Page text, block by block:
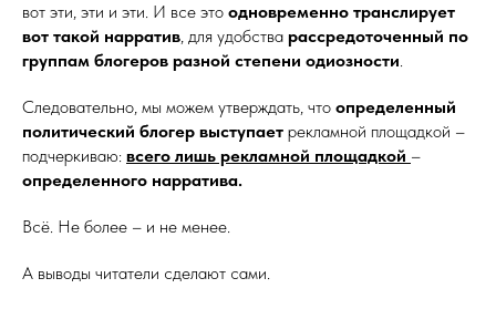
вот эти, эти и эти. И все это одновременно транслирует
вот такой нарратив, для удобства рассредоточенный по
группам блогеров разной степени одиозности.
Следовательно, мы можем утверждать, что определенный
политический блогер выступает рекламной площадкой –
подчеркиваю: всего лишь рекламной площадкой –
определенного нарратива.
Всё. Не более – и не менее.
А выводы читатели сделают сами.